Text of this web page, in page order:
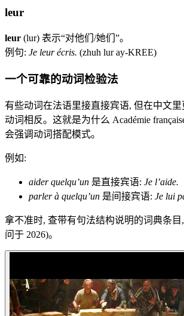
leur
leur (lur) 表示“对他们/她们”。
例句: Je leur écris. (zhuh lur ay-KREE)
一个可靠的动词检验法
有些动词在法语里接直接宾语, 但在中文里
动词相反。这就是为什么 Académie
会强调动词搭配模式。
例如:
aider quelqu’un 是直接宾语: Je l’aide.
parler à quelqu’un 是间接宾语: Je lui
拿不准时, 查带有句法结构说明的词典条目
问于 2026)。